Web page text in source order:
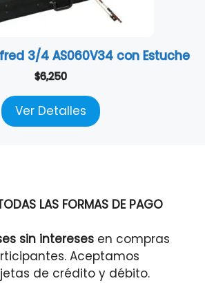
3/4 AS060V34 con Estuche
$6,250
Ver Detalles
LAS FORMAS DE PAGO
sin intereses en compras
Aceptamos
de crédito y débito.